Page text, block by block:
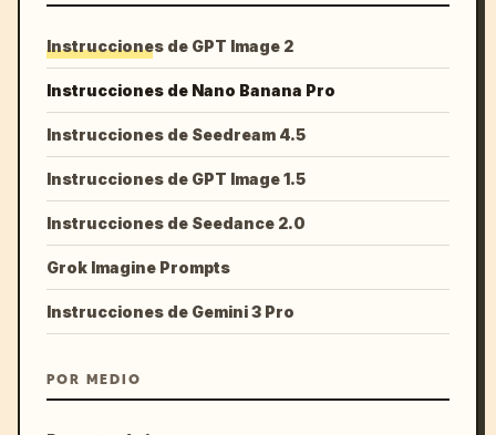
Instrucciones de GPT Image 2
Instrucciones de Nano Banana Pro
Instrucciones de Seedream 4.5
Instrucciones de GPT Image 1.5
Instrucciones de Seedance 2.0
Grok Imagine Prompts
Instrucciones de Gemini 3 Pro
POR MEDIO